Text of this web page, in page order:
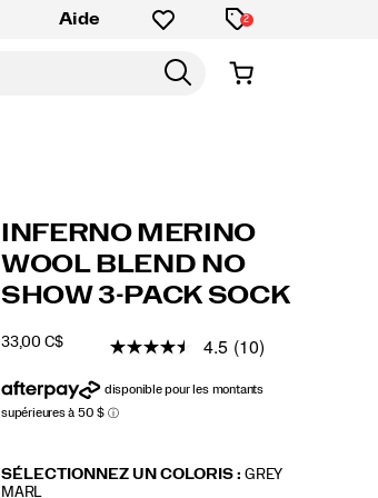
Aide 2
Details
https://www.saucony.com/CA/fr_CA/inferno-
merino-
wool-
blend-
show-
pack-
sock/59224U.html
Saucony
59224U
Accessories
holiday-
gift-
guide
holidaygifts
Socks
Socks
/
GUIDE
CADEAUX
false
195019360082
INFERNO MERINO
WOOL BLEND NO
SHOW 3-PACK SOCK
33,00 C$
4.5 (10)
Variations
SÉLECTIONNEZ UN COLORIS : GREY
MARL